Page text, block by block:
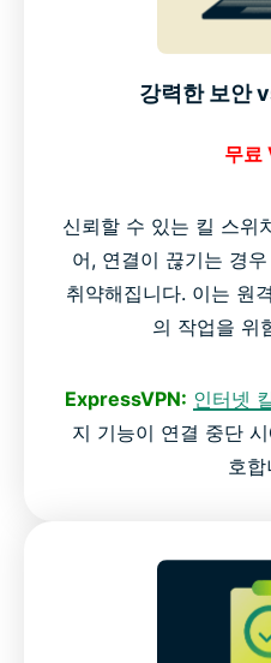
강력한 보안
무료
신뢰할 수 있는 킬 스위
어, 연결이 끊기는 경
취약해집니다. 이는 원
의 작업을 위
ExpressVPN: 인터넷
지 기능이 연결 중단
호합